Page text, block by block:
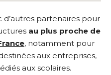
partenaires pour
au plus proche de
, notamment pour
aux entreprises,
aux scolaires.